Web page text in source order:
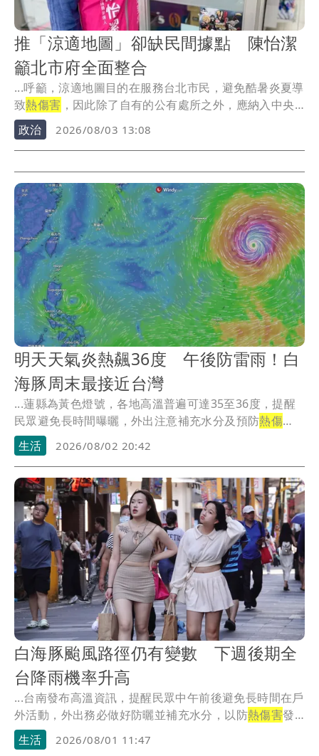
推「涼適地圖」卻缺民間據點 陳怡潔
籲北市府全面整合
...呼籲，涼適地圖目的在服務台北市民，避免酷暑炎夏導
致熱傷害 ，因此除了自有的公有處所之外，應納入中央
提供...
政治 2026/08/03 13:08
明天天氣炎熱飆36度 午後防雷雨！白
海豚周末最接近台灣
...蓮縣為黃色燈號，各地高溫普遍可達35至36度，提醒
民眾避免長時間曝曬，外出注意補充水分及預防熱傷
害。
生活 2026/08/02 20:42
白海豚颱風路徑仍有變數 下週後期全
台降雨機率升高
...台南發布高溫資訊，提醒民眾中午前後避免長時間在戶
外活動，外出務必做好防曬並補充水分，以防熱傷害發
生。
生活 2026/08/01 11:47